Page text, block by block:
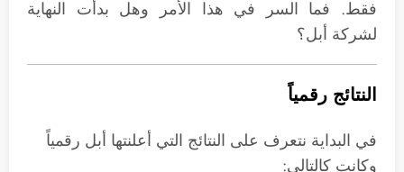
فقط. فما السر في هذا الأمر وهل بدأت النهاية
لشركة أبل؟
النتائج رقمياً
في البداية نتعرف على النتائج التي أعلنتها أبل رقمياً
وكانت كالتالي: